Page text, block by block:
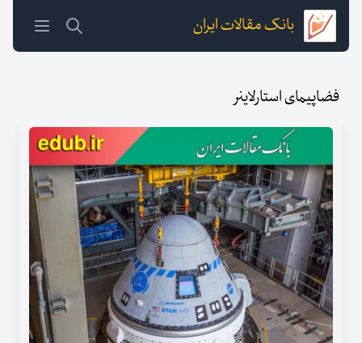
بانک مقالات ایران
فضاپیمای استارلاینر